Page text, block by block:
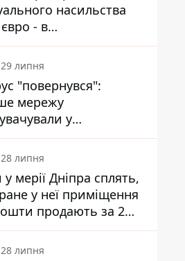
насильства
- в
пояснили
звідки на це
липня
"повернувся":
мережу
у
техніки та
від сплати
липня
мерії Дніпра сплять,
у неї приміщення
продають за 2
липня